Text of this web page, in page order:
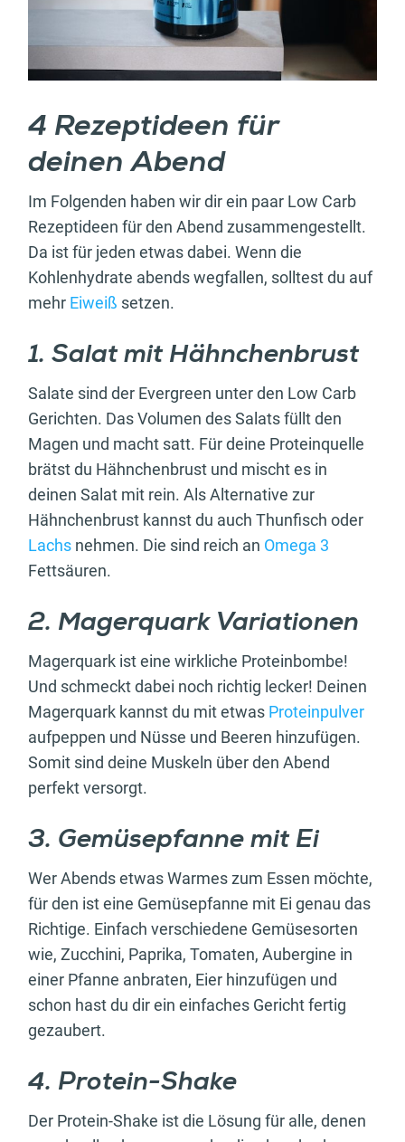
4 Rezeptideen für
deinen Abend
Im Folgenden haben wir dir ein paar Low Carb
Rezeptideen für den Abend zusammengestellt.
Da ist für jeden etwas dabei. Wenn die
Kohlenhydrate abends wegfallen, solltest du auf
mehr Eiweiß setzen.
1. Salat mit Hähnchenbrust
Salate sind der Evergreen unter den Low Carb
Gerichten. Das Volumen des Salats füllt den
Magen und macht satt. Für deine Proteinquelle
brätst du Hähnchenbrust und mischt es in
deinen Salat mit rein. Als Alternative zur
Hähnchenbrust kannst du auch Thunfisch oder
Lachs nehmen. Die sind reich an Omega 3
Fettsäuren.
2. Magerquark Variationen
Magerquark ist eine wirkliche Proteinbombe!
Und schmeckt dabei noch richtig lecker! Deinen
Magerquark kannst du mit etwas Proteinpulver
aufpeppen und Nüsse und Beeren hinzufügen.
Somit sind deine Muskeln über den Abend
perfekt versorgt.
3. Gemüsepfanne mit Ei
Wer Abends etwas Warmes zum Essen möchte,
für den ist eine Gemüsepfanne mit Ei genau das
Richtige. Einfach verschiedene Gemüsesorten
wie, Zucchini, Paprika, Tomaten, Aubergine in
einer Pfanne anbraten, Eier hinzufügen und
schon hast du dir ein einfaches Gericht fertig
gezaubert.
4. Protein-Shake
Der Protein-Shake ist die Lösung für alle, denen